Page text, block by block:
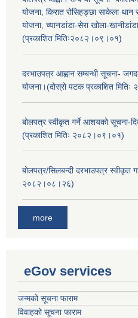
योजना, किरात रोसिहङ्छा साकेला
योजना, च्यानडांडा-सेरा खोला-
(प्रकाशित मितिः२०८२।०९।०१)
दरभाउपत्र आह्वान सम्बन्धी सूचना-
योजना।(दोस्रो पटक प्रकाशित
बोलपत्र स्वीकृत गर्ने आशयको सूचना-
(प्रकाशित मितिः २०८२।०९।०१)
बोलपत्र/सिलबन्दी दरभाउपत्र स्वीकृत
२०८२।०८।२६)
more
eGov services
जन्मको सूचना फाराम
विवाहको सूचना फाराम